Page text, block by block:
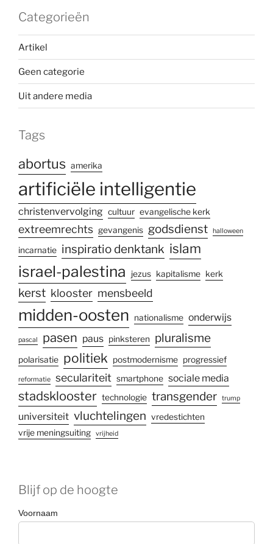
Categorieën
Artikel
Geen categorie
Uit andere media
Tags
abortus amerika
artificiële intelligentie
christenvervolging cultuur evangelische kerk
extreemrechts gevangenis godsdienst halloween
incarnatie inspiratio denktank islam
israel-palestina jezus kapitalisme kerk
kerst klooster mensbeeld
midden-oosten nationalisme onderwijs
pascal pasen paus pinksteren pluralisme
polarisatie politiek postmodernisme progressief
reformatie seculariteit smartphone sociale media
stadsklooster technologie transgender trump
universiteit vluchtelingen vredestichten
vrije meningsuiting
vrijheid
Blijf op de hoogte